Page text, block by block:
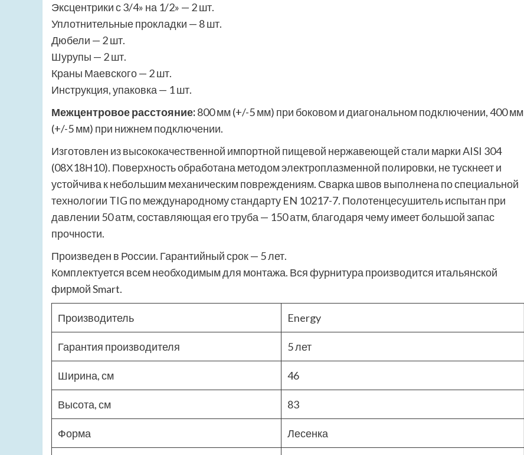
Эксцентрики с 3/4» на 1/2» — 2 шт.
Уплотнительные прокладки — 8 шт.
Дюбели — 2 шт.
Шурупы — 2 шт.
Краны Маевского — 2 шт.
Инструкция, упаковка — 1 шт.
Межцентровое расстояние:800 мм (+/-5 мм) при боковом и диагональном подключении, 400 мм
(+/-5 мм) при нижнем подключении.
Изготовлен из высококачественной импортной пищевой нержавеющей стали марки AISI 304
(08Х18Н10). Поверхность обработана методом электроплазменной полировки, не тускнеет и
устойчива к небольшим механическим повреждениям. Сварка швов выполнена по специальной
технологии TIG по международному стандарту EN 10217-7. Полотенцесушитель испытан при
давлении 50 атм, составляющая его труба — 150 атм, благодаря чему имеет большой запас
прочности.
Произведен в России. Гарантийный срок — 5 лет.
Комплектуется всем необходимым для монтажа. Вся фурнитура производится итальянской
фирмой Smart.
Производитель Energy
Гарантия производителя 5 лет
Ширина, см 46
Высота, см 83
Форма Лесенка